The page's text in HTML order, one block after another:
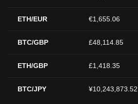
ETH/EUR €1,655.06
BTC/GBP £48,114.85
ETH/GBP £1,418.35
BTC/JPY ¥10,243,873.52